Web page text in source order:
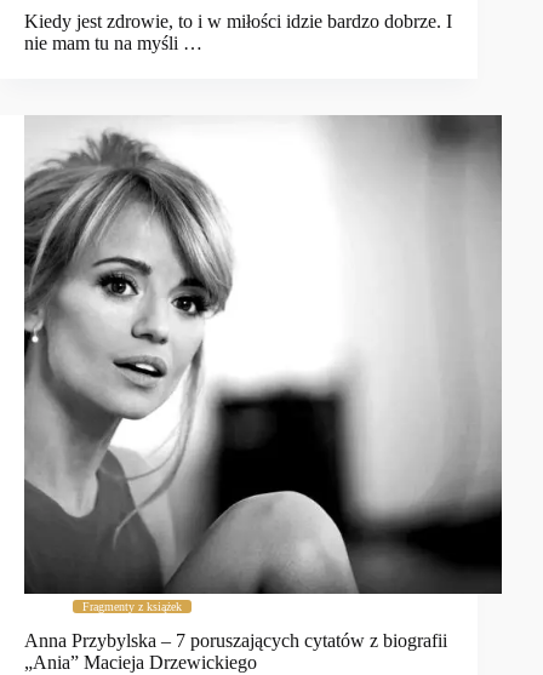
Kiedy jest zdrowie, to i w miłości idzie bardzo dobrze. I
nie mam tu na myśli …
Fragmenty z książek
Anna Przybylska – 7 poruszających cytatów z biografii
„Ania” Macieja Drzewickiego